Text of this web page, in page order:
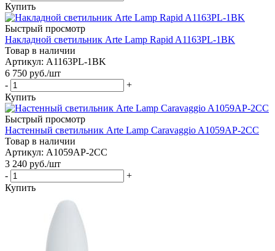
Купить
Быстрый просмотр
Накладной светильник Arte Lamp Rapid A1163PL-1BK
Товар в наличии
Артикул: A1163PL-1BK
6 750 руб./шт
-
+
Купить
Быстрый просмотр
Настенный светильник Arte Lamp Caravaggio A1059AP-2CC
Товар в наличии
Артикул: A1059AP-2CC
3 240 руб./шт
-
+
Купить